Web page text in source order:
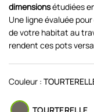
dimensionsétudiées
Une ligne évaluée
de votre habitat au
rendent ces pots
Couleur :
TOURTERELLE